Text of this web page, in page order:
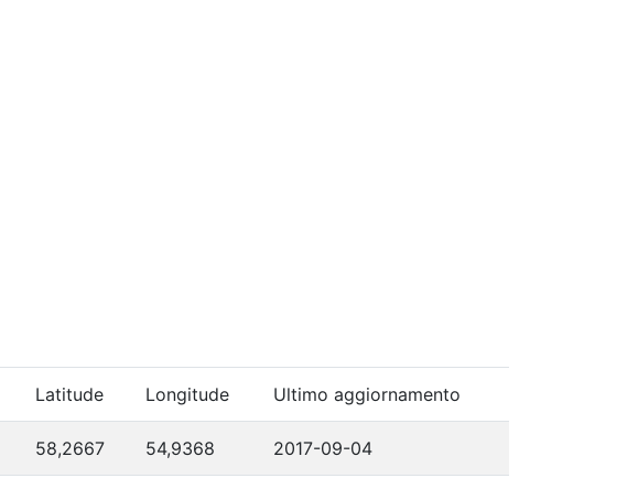
Latitude Longitude Ultimo aggiornamento
58,2667 54,9368 2017-09-04